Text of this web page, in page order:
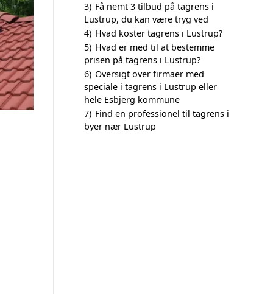
3) Få nemt 3 tilbud på tagrens i
Lustrup, du kan være tryg ved
4) Hvad koster tagrens i Lustrup?
5) Hvad er med til at bestemme
prisen på tagrens i Lustrup?
6) Oversigt over firmaer med
speciale i tagrens i Lustrup eller
hele Esbjerg kommune
7) Find en professionel til tagrens i
byer nær Lustrup